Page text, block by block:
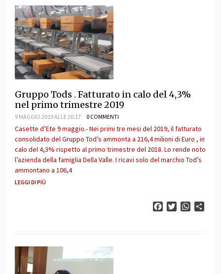
Gruppo Tods . Fatturato in calo del 4,3%
nel primo trimestre 2019
9 MAGGIO 2019 ALLE 20:17 0 COMMENTI
Casette d’Ete 9 maggio.- Nei primi tre mesi del 2019, il fatturato
consolidato del Gruppo Tod’s ammonta a 216,4 milioni di Euro , in
calo del 4,3% rispetto al primo trimestre del 2018. Lo rende noto
l’azienda della famiglia Della Valle. I ricavi solo del marchio Tod’s
ammontano a 106,4
LEGGI DI PIÙ
FacebookTwitter